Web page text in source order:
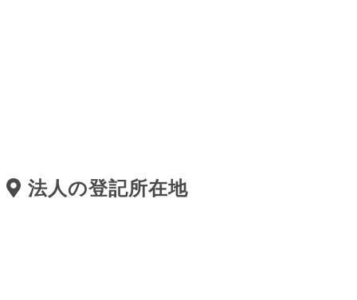
法人の登記所在地